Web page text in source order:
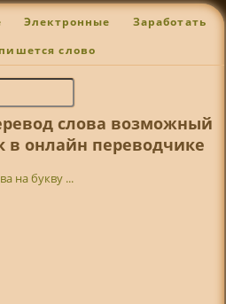
Электронные Заработать
слово
слова возможный
в онлайн переводчике
на букву ...